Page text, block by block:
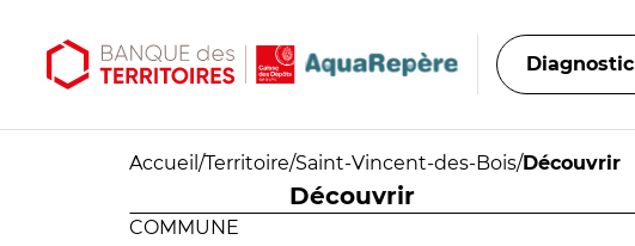
Diagnostic
Accueil /Territoire/Saint-Vincent-des-Bois/Découvrir
Découvrir
COMMUNE